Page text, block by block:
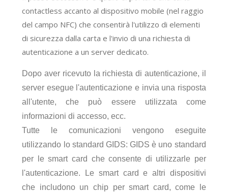
contactless accanto al dispositivo mobile (nel raggio
del campo NFC) che consentirà l'utilizzo di elementi
di sicurezza dalla carta e l'invio di una richiesta di
autenticazione a un server dedicato.
Dopo aver ricevuto la richiesta di autenticazione, il
server esegue l'autenticazione e invia una risposta
all'utente, che può essere utilizzata come
informazioni di accesso, ecc.
Tutte le comunicazioni vengono eseguite
utilizzando lo standard GIDS: GIDS è uno standard
per le smart card che consente di utilizzarle per
l'autenticazione. Le smart card e altri dispositivi
che includono un chip per smart card, come le